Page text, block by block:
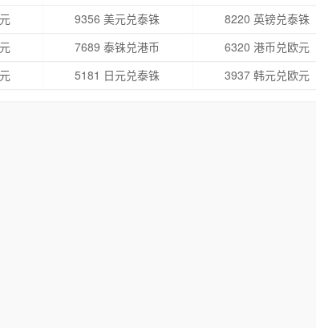
9356 美元兑泰铢 8220 英镑兑泰铢
7689 泰铢兑港币 6320 港币兑欧元
5181 日元兑泰铢 3937 韩元兑欧元